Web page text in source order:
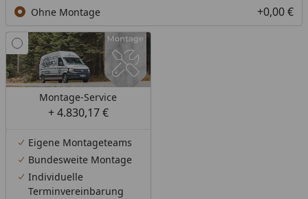
Ohne Montage +0,00 €
Montage-Service
+ 4.830,17 €
Eigene Montageteams
Bundesweite Montage
Individuelle
Terminvereinbarung